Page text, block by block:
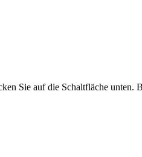
Sie auf die Schaltfläche unten.